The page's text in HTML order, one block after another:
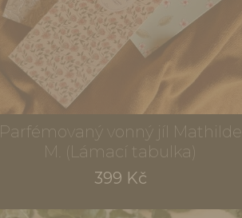
Parfémovaný vonný jíl Mathilde
M. (Lámací tabulka)
399 Kč